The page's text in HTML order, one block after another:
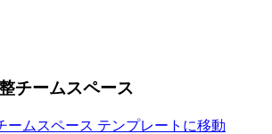
チームスペース
ームスペース テンプレートに移動